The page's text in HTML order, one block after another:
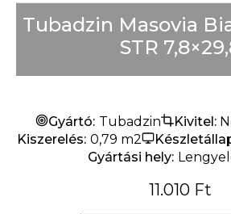
Tubadzin Masovia
STR
Gyártó: Tubadzin Kivitel:
Kiszerelés: 0,79 m2
Gyártási hely:
11.010 Ft